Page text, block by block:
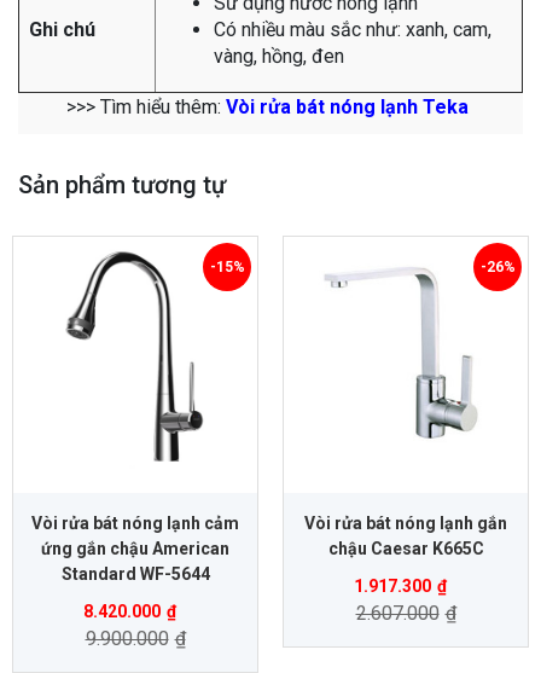
Ghi chú
Có nhiều màu sắc như: xanh, cam,
vàng, hồng, đen
>>> Tìm hiểu thêm: Vòi rửa bát nóng lạnh Teka
Sản phẩm tương tự
Vòi rửa bát nóng lạnh cảm
ứng gắn chậu American
Standard WF-5644
8.420.000 ₫
9.900.000 ₫
-15%
Vòi rửa bát nóng lạnh gắn
chậu Caesar K665C
1.917.300 ₫
2.607.000 ₫
-26%